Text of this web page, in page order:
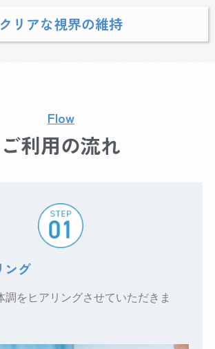
クリアな視界の維持
Flow
ご利用の流れ
ング
調をヒアリングさせていただきま